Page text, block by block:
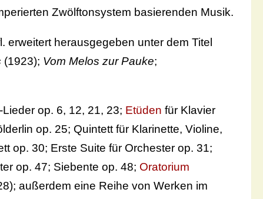
Zwölftonsystem basierenden Musik.
erweitert herausgegeben unter dem Titel
(1923); Vom Melos zur Pauke;
op. 6, 12, 21, 23; Etüden für Klavier
op. 25; Quintett für Klarinette, Violine,
op. 30; Erste Suite für Orchester op. 31;
op. 47; Siebente op. 48; Oratorium
außerdem eine Reihe von Werken im